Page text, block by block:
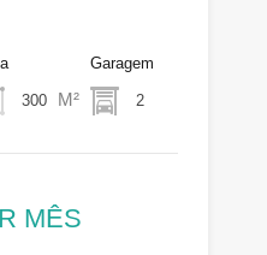
300 M²
Garagem
2
MÊS